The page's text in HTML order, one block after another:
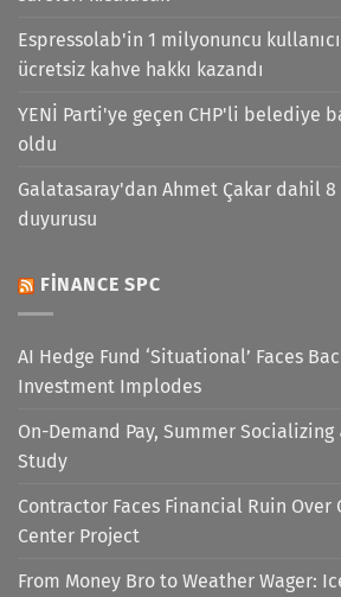
Espressolab'in 1 milyonuncu
ücretsiz kahve hakkı kazandı
YENİ Parti'ye geçen CHP'li belediye
oldu
Galatasaray'dan Ahmet Çakar dahil 8
duyurusu
FINANCE SPC
AI Hedge Fund ‘Situational’ Faces
Investment Implodes
On-Demand Pay, Summer
Study
Contractor Faces Financial Ruin
Center Project
From Money Bro to Weather Wager: